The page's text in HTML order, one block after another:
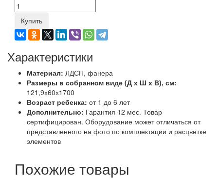
Купить
Характеристики
Материал: ЛДСП, фанера
Размеры в собранном виде (Д х Ш х В), см:
121,9х60х1700
Возраст ребенка: от 1 до 6 лет
Дополнительно: Гарантия 12 мес. Товар
сертифицирован. Оборудование может отличаться от
представленного на фото по комплектации и расцветке
элементов
Похожие товары